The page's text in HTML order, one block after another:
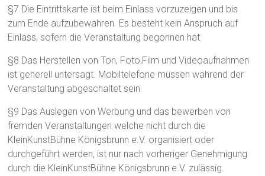
§7 Die Eintrittskarte ist beim Einlass vorzuzeigen und bis
zum Ende aufzubewahren. Es besteht kein Anspruch auf
Einlass, sofern die Veranstaltung begonnen hat
§8 Das Herstellen von Ton, Foto,Film und Videoaufnahmen
ist generell untersagt. Mobiltelefone müssen während der
Veranstaltung abgeschaltet sein.
§9 Das Auslegen von Werbung und das bewerben von
fremden Veranstaltungen welche nicht durch die
KleinKunstBühne Königsbrunn e.V. organisiert oder
durchgeführt werden, ist nur nach vorheriger Genehmigung
durch die KleinKunstBühne Königsbrunn e.V. zulässig.